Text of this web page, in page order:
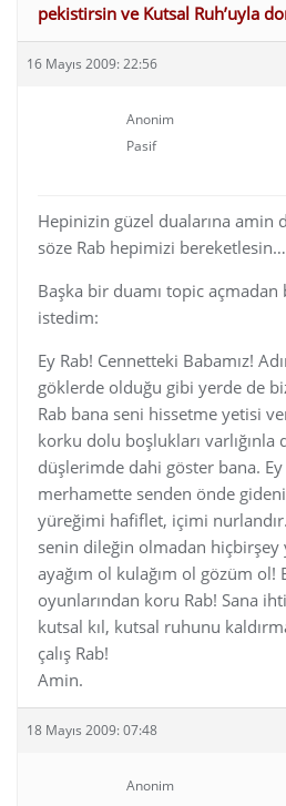
pekistirsin ve Kutsal Ruh’uyla
16 Mayıs 2009: 22:56
Anonim
Pasif
Hepinizin güzel dualarına amin
söze Rab hepimizi bereketlesin…
Başka bir duamı topic
istedim:
Ey Rab! Cennetteki Babamız!
göklerde olduğu gibi yerde de
Rab bana seni hissetme yetisi
korku dolu boşlukları
düşlerimde dahi göster bana.
merhamette senden önde
yüreğimi hafiflet, içimi
senin dileğin olmadan
ayağım ol kulağım ol gözüm ol!
oyunlarından koru Rab! Sana
kutsal kıl, kutsal ruhunu
çalış Rab!
Amin.
18 Mayıs 2009: 07:48
Anonim